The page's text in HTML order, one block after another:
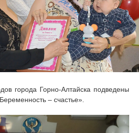
города Горно-Алтайска подведены
– счастье».